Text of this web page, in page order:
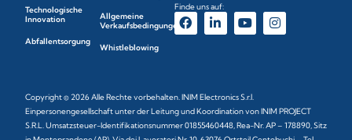
Technologische
Innovation
Abfallentsorgung
Allgemeine
Verkaufsbedingungen
Whistleblowing
Finde uns auf:
Copyright © 2026 Alle Rechte vorbehalten. INIM Electronics S.r.l.
Einpersonengesellschaft unter der Leitung und Koordination von INIM PROJECT
S.R.L. Umsatzsteuer-Identifikationsnummer 01855460448, Rea-Nr. AP – 178890, Sitz